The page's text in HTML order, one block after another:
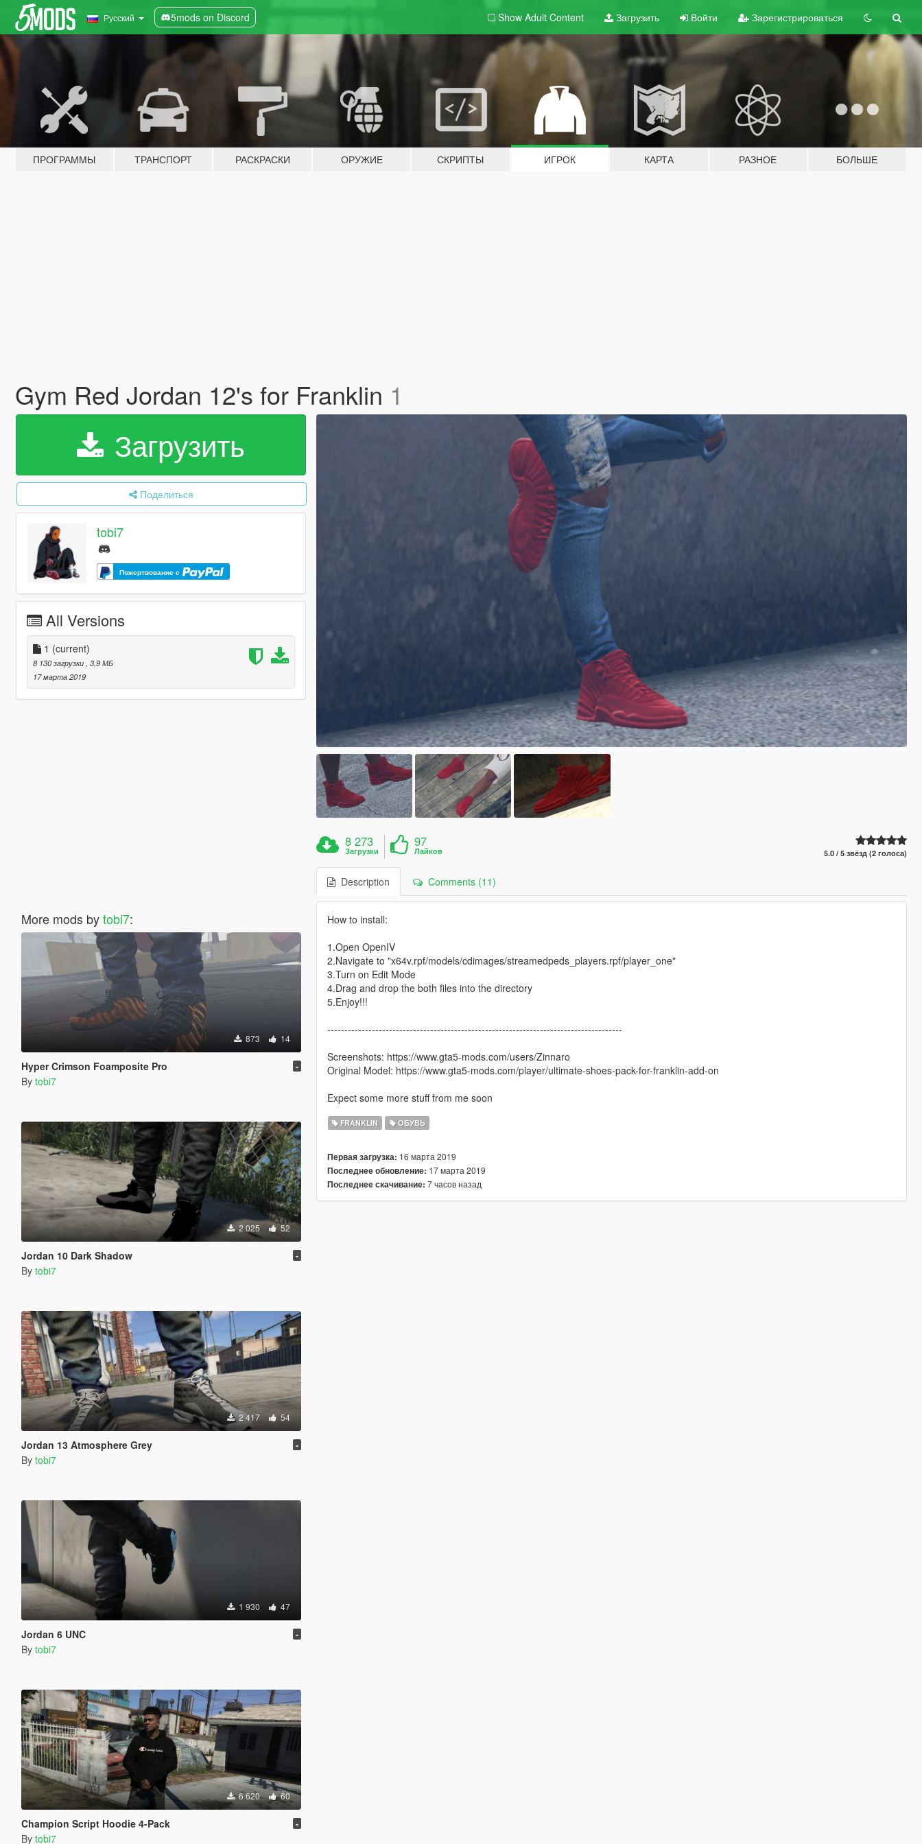
Русский 5mods on Discord Show Adult Content Загрузить Войти Зарегистрироваться
ПРОГРАММЫ ТРАНСПОРТ РАСКРАСКИ ОРУЖИЕ СКРИПТЫ ИГРОК КАРТА РАЗНОЕ БОЛЬШЕ
Gym Red Jordan 12's for Franklin 1
Загрузить
Поделиться
tobi7
Пожертвование с
All Versions
1 (current)
8 130 загрузки , 3,9 МБ
17 марта 2019
More mods bytobi7:
873 14
Hyper Crimson Foamposite Pro -
By tobi7
2 025 52
Jordan 10 Dark Shadow -
By tobi7
2 417 54
Jordan 13 Atmosphere Grey -
By tobi7
1 930 47
Jordan 6 UNC -
By tobi7
6 620 60
Champion Script Hoodie 4-Pack -
By tobi7
8 273
Загрузки
97
Лайков 5.0 / 5 звёзд (2 голоса)
Description Comments (11)
How to install:
1.Open OpenIV
2.Navigate to "x64v.rpf/models/cdimages/streamedpeds_players.rpf/player_one"
3.Turn on Edit Mode
4.Drag and drop the both files into the directory
5.Enjoy!!!
--------------------------------------------------------------------------------------
Screenshots: https://www.gta5-mods.com/users/Zinnaro
Original Model: https://www.gta5-mods.com/player/ultimate-shoes-pack-for-franklin-add-on
Expect some more stuff from me soon
FRANKLIN ОБУВЬ
Первая загрузка: 16 марта 2019
Последнее обновление: 17 марта 2019
Последнее скачивание: 7 часов назад